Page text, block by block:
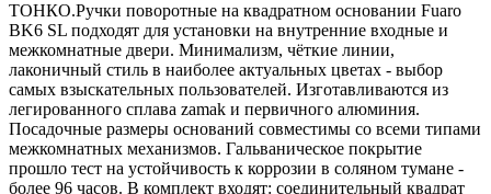
ТОНКО.Ручки поворотные на квадратном основании Fuaro
BK6 SL подходят для установки на внутренние входные и
межкомнатные двери. Минимализм, чёткие линии,
лаконичный стиль в наиболее актуальных цветах - выбор
самых взыскательных пользователей. Изготавливаются из
легированного сплава zamak и первичного алюминия.
Посадочные размеры оснований совместимы со всеми типами
межкомнатных механизмов. Гальваническое покрытие
прошло тест на устойчивость к коррозии в соляном тумане -
более 96 часов. В комплект входят: соединительный квадрат